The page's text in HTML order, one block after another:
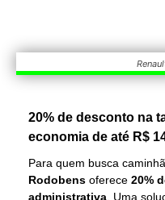
20% de desconto na
economia de até R$
Para quem busca
Rodobens oferece 20%
administrativa . Uma